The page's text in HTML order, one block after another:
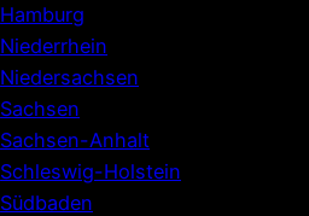
Hamburg
Niederrhein
Niedersachsen
Sachsen
Sachsen-Anhalt
Schleswig-Holstein
Südbaden